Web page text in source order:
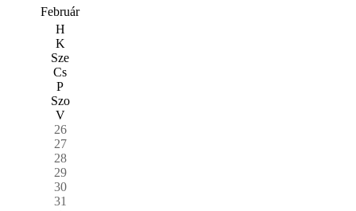
Február
H
K
Sze
Cs
P
Szo
V
26
27
28
29
30
31